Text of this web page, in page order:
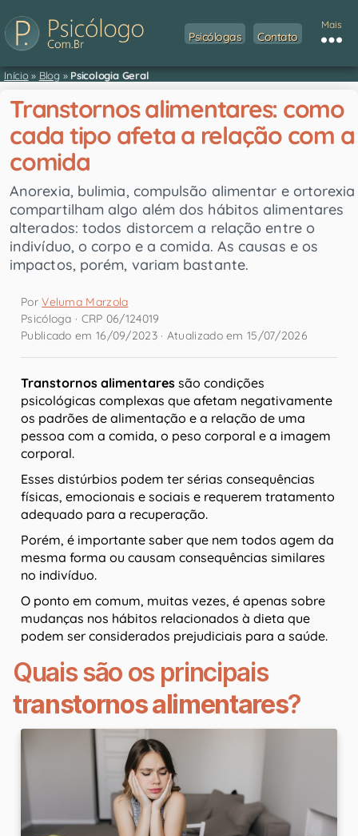
Psicólogas Contato
Mais
Início» Blog» Psicologia Geral
Transtornos alimentares: como
cada tipo afeta a relação com a
comida
Anorexia, bulimia, compulsão alimentar e ortorexia
compartilham algo além dos hábitos alimentares
alterados: todos distorcem a relação entre o
indivíduo, o corpo e a comida. As causas e os
impactos, porém, variam bastante.
PorVeluma Marzola
Psicóloga · CRP 06/124019
Publicado em 16/09/2023 · Atualizado em 15/07/2026
Transtornos alimentares são condições
psicológicas complexas que afetam negativamente
os padrões de alimentação e a relação de uma
pessoa com a comida, o peso corporal e a imagem
corporal.
Esses distúrbios podem ter sérias consequências
físicas, emocionais e sociais e requerem tratamento
adequado para a recuperação.
Porém, é importante saber que nem todos agem da
mesma forma ou causam consequências similares
no indivíduo.
O ponto em comum, muitas vezes, é apenas sobre
mudanças nos hábitos relacionados à dieta que
podem ser considerados prejudiciais para a saúde.
Quais são os principais
transtornos alimentares?